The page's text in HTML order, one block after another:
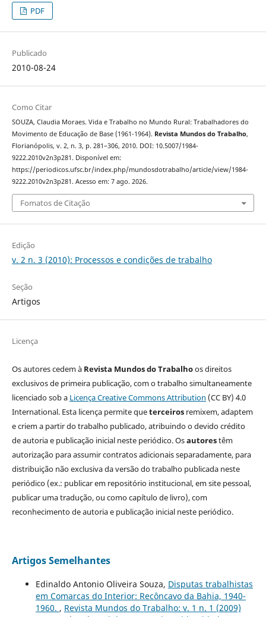
PDF
Publicado
2010-08-24
Como Citar
SOUZA, Claudia Moraes. Vida e Trabalho no Mundo Rural: Trabalhadores do
Movimento de Educação de Base (1961-1964). Revista Mundos do Trabalho,
Florianópolis, v. 2, n. 3, p. 281–306, 2010. DOI: 10.5007/1984-
9222.2010v2n3p281. Disponível em:
https://periodicos.ufsc.br/index.php/mundosdotrabalho/article/view/1984-
9222.2010v2n3p281. Acesso em: 7 ago. 2026.
Fomatos de Citação
Edição
v. 2 n. 3 (2010): Processos e condições de trabalho
Seção
Artigos
Licença
Os autores cedem à Revista Mundos do Trabalhoos direitos
exclusivos de primeira publicação, com o trabalho simultaneamente
licenciado sob a Licença Creative Commons Attribution (CC BY) 4.0
International. Esta licença permite queterceirosremixem, adaptem
e criem a partir do trabalho publicado, atribuindo o devido crédito
de autoria e publicação inicial neste periódico. Osautorestêm
autorização para assumir contratos adicionais separadamente, para
distribuição não exclusiva da versão do trabalho publicada neste
periódico (ex.: publicar em repositório institucional, em site pessoal,
publicar uma tradução, ou como capítulo de livro), com
reconhecimento de autoria e publicação inicial neste periódico.
Artigos Semelhantes
Edinaldo Antonio Oliveira Souza, Disputas trabalhistas
em Comarcas do Interior: Recôncavo da Bahia, 1940-
1960. , Revista Mundos do Trabalho: v. 1 n. 1 (2009)